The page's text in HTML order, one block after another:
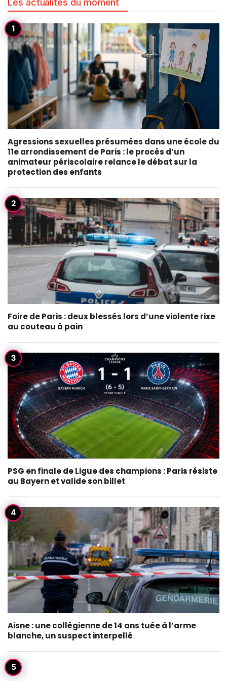
Les actualités du moment
Agressions sexuelles présumées dans une école du
11e arrondissement de Paris : le procès d’un
animateur périscolaire relance le débat sur la
protection des enfants
Foire de Paris : deux blessés lors d’une violente rixe
au couteau à pain
PSG en finale de Ligue des champions : Paris résiste
au Bayern et valide son billet
Aisne : une collégienne de 14 ans tuée à l’arme
blanche, un suspect interpellé